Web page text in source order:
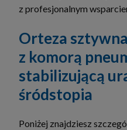
z profesjonalnym
Orteza
z komorą
stabilizującą
śródstopia
Poniżej znajdziesz